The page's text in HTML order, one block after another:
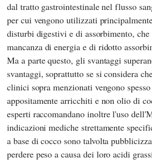
dal tratto gastrointestinale nel flusso
per cui vengono utilizzati
disturbi digestivi e di assorbimento,
mancanza di energia e di ridotto
Ma a parte questo, gli svantaggi
svantaggi, soprattutto se si considera
clinici sopra menzionati vengono
appositamente arricchiti e non olio di
esperti raccomandano inoltre l'uso
indicazioni mediche strettamente
a base di cocco sono talvolta
perdere peso a causa dei loro acidi